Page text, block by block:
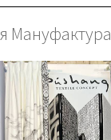
Мануфактура